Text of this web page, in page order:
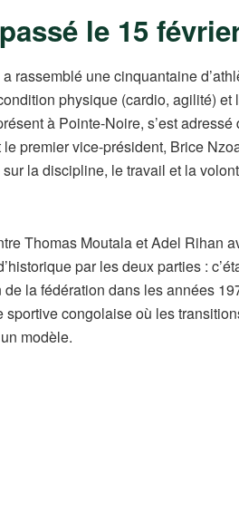
le 15
rassemblé une cinquantaine
physique (cardio, agilité)
à Pointe-Noire, s’est
le premier vice-président, Brice
la discipline, le travail et la
Thomas Moutala et Adel Rihan
par les deux parties :
la fédération dans les années
congolaise où les
modèle.